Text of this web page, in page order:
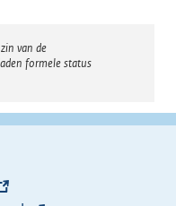
van de
formele status